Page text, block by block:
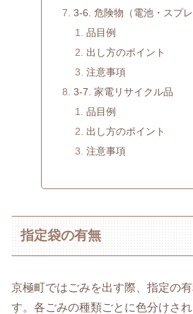
3-6. 危険物（電池・スプレ
品目例
出し方のポイント
注意事項
3-7. 家電リサイクル品
品目例
出し方のポイント
注意事項
指定袋の有無
京極町ではごみを出す際、指定の
す。各ごみの種類ごとに色分けさ